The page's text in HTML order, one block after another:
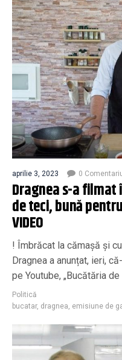
aprilie 3, 2023 0
Dragnea s-a filmat
de teci, bună
VIDEO
! Îmbrăcat la cămașă și
Dragnea a anunțat, ieri,
pe Youtube, „Bucătăria de
Politică
bucatar, dragnea emisiune de